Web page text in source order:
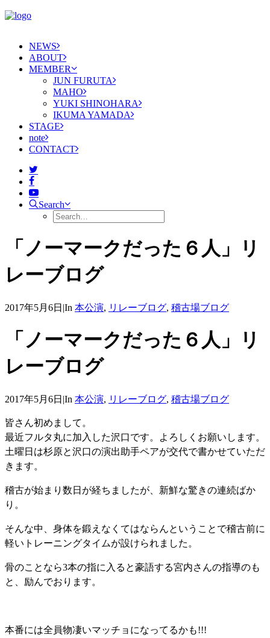
NEWS
ABOUT
MEMBER
JUN FURUTA
MAHO
YUKI SHINOHARA
IKUMA YAMADA
STAGE
note
CONTACT
Search
「ノーマークだった６人」リ
レーブログ
2017年5月6日 |In 本公演, リレーブログ, 稽古場ブログ
「ノーマークだった６人」リ
レーブログ
2017年5月6日 |In 本公演, リレーブログ, 稽古場ブログ
皆さん初めまして。
最近フルタ丸に加入した沢口です。よろしくお願いします。
土曜日は杉原と沢口の演出助手ペアが交代で書かせていただ
きます。
稽古が始まり数日が経ちましたが、新鮮な驚きの連続ばか
り。
そんな中、身体を鍛えなくてはならんということで稽古前に
軽いトレーニングタイムが設けられました。
骨のことなら3本の指に入ると豪語する宮内さんの指導のも
と、励んでおります。
本番には全員物凄いマッチョになってるかも!!!